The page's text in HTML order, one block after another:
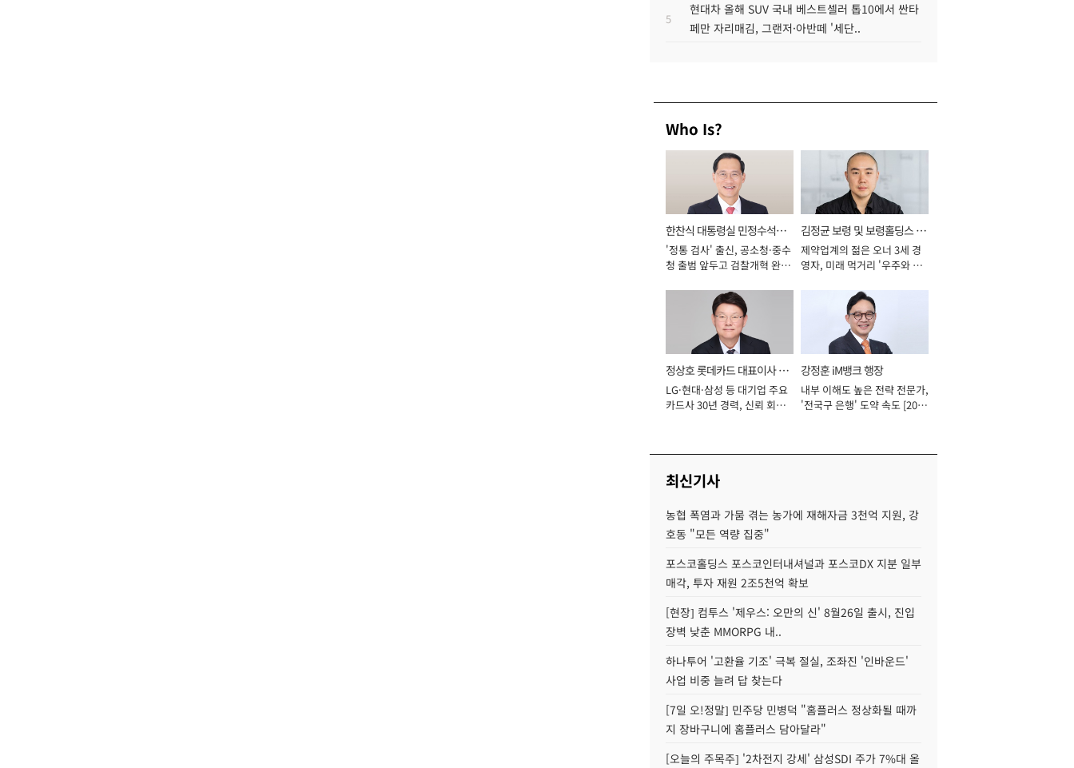
5
현대차 올해 SUV 국내 베스트셀러 톱10에서 싼타
페만 자리매김, 그랜저·아반떼 '세단..
Who Is?
한찬식 대통령실 민정수석비
서관
'정통 검사' 출신, 공소청·중수
청 출범 앞두고 검찰개혁 완수
김정균 보령 및 보령홀딩스 대
표이사 사장
제약업계의 젊은 오너 3세 경
영자, 미래 먹거리 '우주와 헬
정상호 롯데카드 대표이사 사
장
LG·현대·삼성 등 대기업 주요
카드사 30년 경력, 신뢰 회복
강정훈 iM뱅크 행장
내부 이해도 높은 전략 전문가,
'전국구 은행' 도약 속도 [2026
최신기사
농협 폭염과 가뭄 겪는 농가에 재해자금 3천억 지원, 강
호동 "모든 역량 집중"
포스코홀딩스 포스코인터내셔널과 포스코DX 지분 일부
매각, 투자 재원 2조5천억 확보
[현장] 컴투스 '제우스: 오만의 신' 8월26일 출시, 진입
장벽 낮춘 MMORPG 내..
하나투어 '고환율 기조' 극복 절실, 조좌진 '인바운드'
사업 비중 늘려 답 찾는다
[7일 오!정말] 민주당 민병덕 "홈플러스 정상화될 때까
지 장바구니에 홈플러스 담아달라"
[오늘의 주목주] '2차전지 강세' 삼성SDI 주가 7%대 올